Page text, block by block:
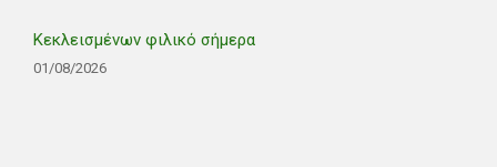
Κεκλεισμένων φιλικό σήμερα
01/08/2026